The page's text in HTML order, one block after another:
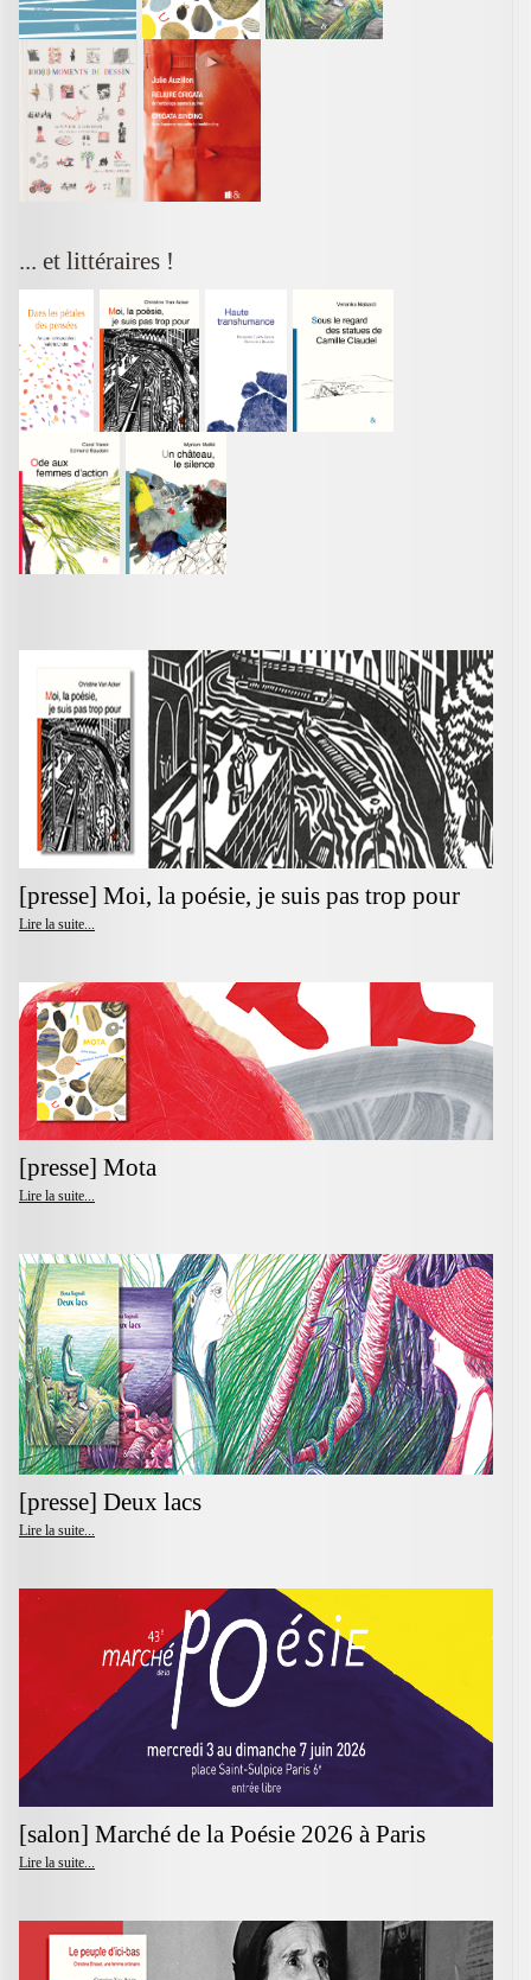
... et littéraires !
[presse] Moi, la poésie, je suis pas trop pour
Lire la suite...
[presse] Mota
Lire la suite...
[presse] Deux lacs
Lire la suite...
[salon] Marché de la Poésie 2026 à Paris
Lire la suite...